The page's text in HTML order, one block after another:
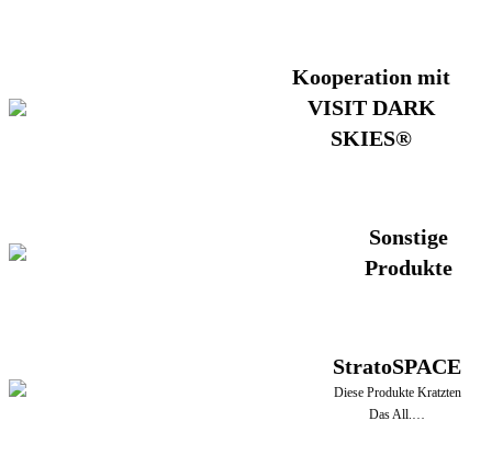
Kooperation mit
VISIT DARK
SKIES®
Sonstige
Produkte
StratoSPACE
Diese Produkte Kratzten
Das All.…